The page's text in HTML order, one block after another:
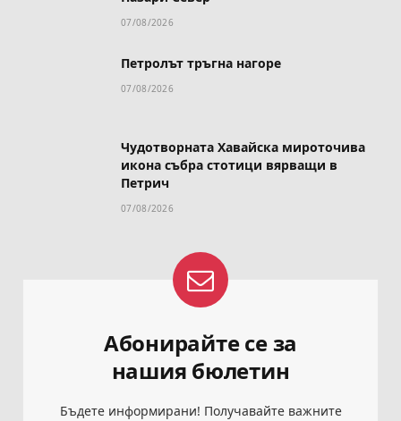
07/08/2026
Петролът тръгна нагоре
07/08/2026
Чудотворната Хавайска мироточива
икона събра стотици вярващи в
Петрич
07/08/2026
Абонирайте се за
нашия бюлетин
Бъдете информирани! Получавайте важните